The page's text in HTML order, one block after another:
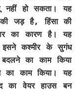
हो सकता। यह
जड़ है, हिंसा की
का कारण है। यह
इसने कश्मीर के सुगंध
का काम किया
का काम किया। यह
का वेयर हाउस बन